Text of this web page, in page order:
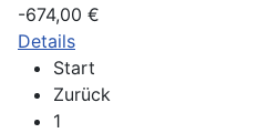
-674,00 €
Details
Start
Zurück
1